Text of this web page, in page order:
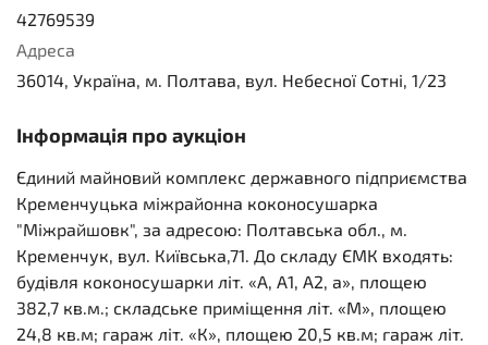
42769539
Адреса
36014, Україна, м. Полтава, вул. Небесної Сотні, 1/23
Інформація про аукціон
Єдиний майновий комплекс державного підприємства
Кременчуцька міжрайонна коконосушарка
"Міжрайшовк", за адресою: Полтавська обл., м.
Кременчук, вул. Київська,71. До складу ЄМК входять:
будівля коконосушарки літ. «А, А1, А2, а», площею
382,7 кв.м.; складське приміщення літ. «М», площею
24,8 кв.м; гараж літ. «К», площею 20,5 кв.м; гараж літ.